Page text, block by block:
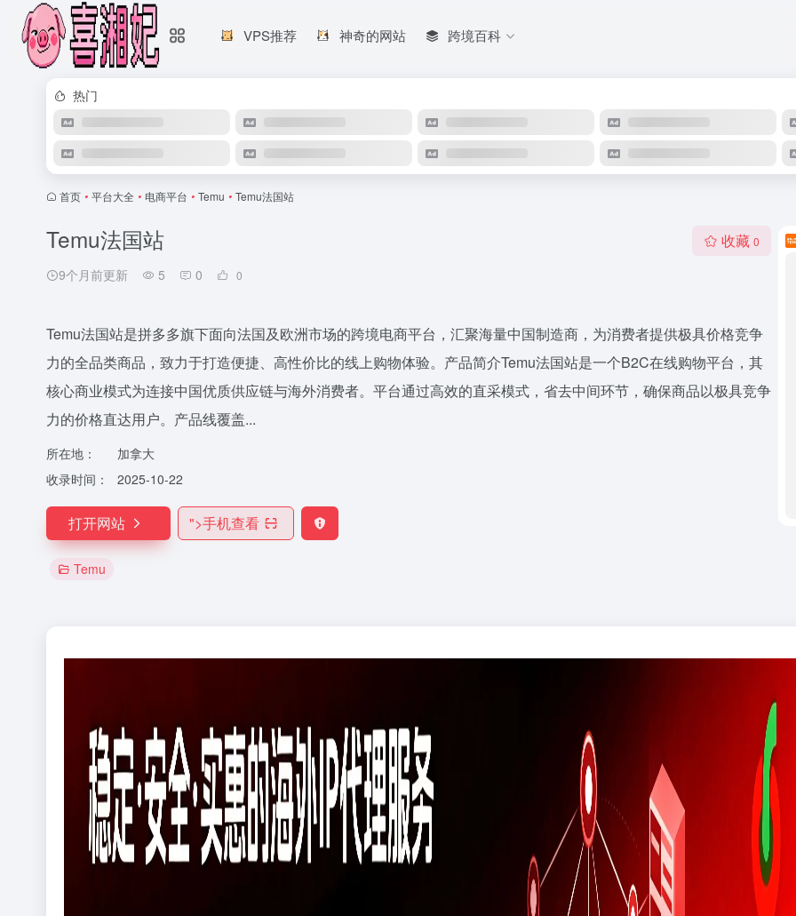
VPS推荐 神奇的网站 跨境百科
热门
首页 • 平台大全 • 电商平台 • Temu • Temu法国站
Temu法国站
9个月前更新 5 0 0
收藏 0
Temu法国站是拼多多旗下面向法国及欧洲市场的跨境电商平台，汇聚海量中国制造商，为消费者提供极具价格竞争
力的全品类商品，致力于打造便捷、高性价比的线上购物体验。产品简介Temu法国站是一个B2C在线购物平台，其
核心商业模式为连接中国优质供应链与海外消费者。平台通过高效的直采模式，省去中间环节，确保商品以极具竞争
力的价格直达用户。产品线覆盖...
所在地：
加拿大
收录时间：
2025-10-22
打开网站 ">手机查看
Temu